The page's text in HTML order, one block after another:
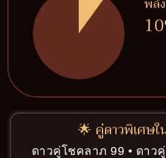
🌟 คู่ดาวพิเศษใ
ดาวคู่โชคลาภ 99 • ดาว